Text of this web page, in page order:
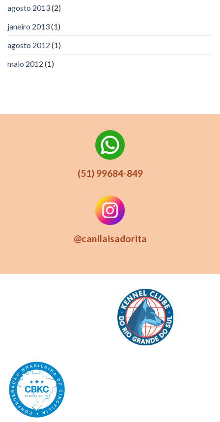
agosto 2013(2)
janeiro 2013(1)
agosto 2012 (1)
maio 2012 (1)
(51) 99684-849
@canilaisadorita